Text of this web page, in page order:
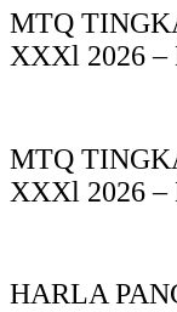
MTQ
XXXl 2026
MTQ
XXXl 2026
HARLA